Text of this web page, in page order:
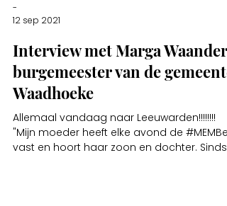
-
12 sep 2021
Interview met Marga Waanders
burgemeester van de gemeente
Waadhoeke
Allemaal vandaag naar Leeuwarden!!!!!!!!
"Mijn moeder heeft elke avond de
vast en hoort haar zoon en dochter. Sinds